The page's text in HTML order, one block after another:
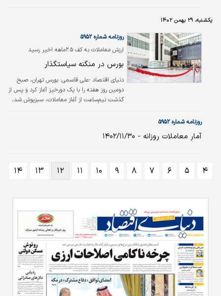
یکشنبه، ۲۹ بهمن ۱۴۰۲
ارزش معاملات به کف ۲.۵ماهه اخیر رسید
روزنامه شماره ۵۹۵۲
بورس در منگنه سیاستگذار
دنیای اقتصاد -علی قاسمی: بورس تهران، صبح
دومین روز هفته را با یک دورخیز آغاز کرد و پس از
گذشت نیم‌ساعت از آغاز معاملات، سبزپوش شد،
واحد رسید. بررسی‏‏‏‏‌ها نشان می‌دهد که در بازار
سهام، جنگ میان بورس و انقباض پولی به‌شدت
خواهد…
روزنامه شماره ۵۹۵۲
آمار معاملات روزانه - ۱۴۰۲/۱۱/۳۰
۴ ۵ ۶ ۷ ۸ ۹ ۱۰ ۱۱ ۱۲ ۱۳ ۱۴